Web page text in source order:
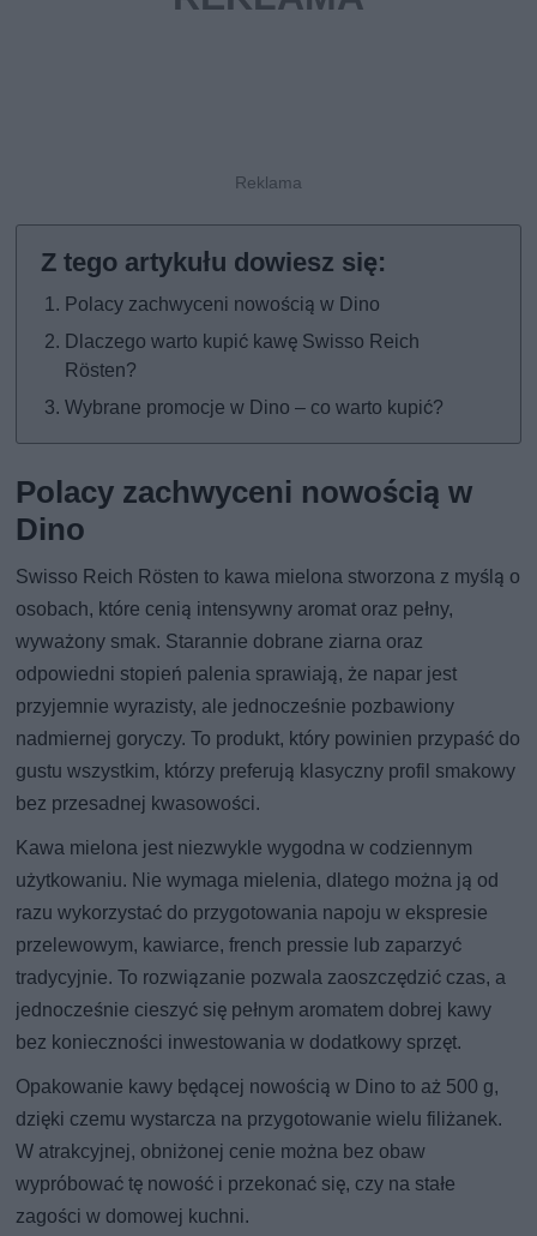
Polacy zachwyceni nowością w Dino
Dlaczego warto kupić kawę Swisso Reich
Rösten?
Wybrane promocje w Dino – co warto kupić?
Polacy zachwyceni nowością w
Dino
Swisso Reich Rösten to kawa mielona stworzona z myślą o
osobach, które cenią intensywny aromat oraz pełny,
wyważony smak. Starannie dobrane ziarna oraz
odpowiedni stopień palenia sprawiają, że napar jest
przyjemnie wyrazisty, ale jednocześnie pozbawiony
nadmiernej goryczy. To produkt, który powinien przypaść do
gustu wszystkim, którzy preferują klasyczny profil smakowy
bez przesadnej kwasowości.
Kawa mielona jest niezwykle wygodna w codziennym
użytkowaniu. Nie wymaga mielenia, dlatego można ją od
razu wykorzystać do przygotowania napoju w ekspresie
przelewowym, kawiarce, french pressie lub zaparzyć
tradycyjnie. To rozwiązanie pozwala zaoszczędzić czas, a
jednocześnie cieszyć się pełnym aromatem dobrej kawy
bez konieczności inwestowania w dodatkowy sprzęt.
Opakowanie kawy będącej nowością w Dino to aż 500 g,
dzięki czemu wystarcza na przygotowanie wielu filiżanek.
W atrakcyjnej, obniżonej cenie można bez obaw
wypróbować tę nowość i przekonać się, czy na stałe
zagości w domowej kuchni.